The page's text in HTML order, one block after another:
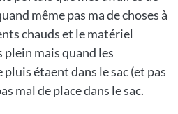
même pas ma de choses à
chauds et le matériel
plein mais quand les
étaent dans le sac (et pas
mal de place dans le sac.